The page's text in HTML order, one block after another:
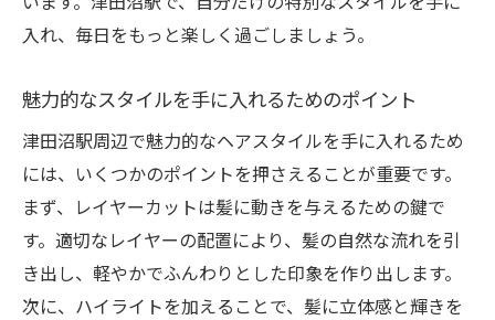
地域で愛されるスタイルの秘密
光を反射するハイライトで津田沼駅で華やかな
ハイライトで得られる輝きを津田沼駅で体
感
髪に光を与えるハイライトの効果
津田沼駅でのハイライトの最新技術
華やかな印象を与えるハイライトの選び方
光を反射するハイライトの秘密
入れ、毎日をもっと楽しく過ごしましょう。
魅力的なスタイルを手に入れるためのポイント
津田沼駅周辺で魅力的なヘアスタイルを手に入れるため
には、いくつかのポイントを押さえることが重要です。
まず、レイヤーカットは髪に動きを与えるための鍵で
す。適切なレイヤーの配置により、髪の自然な流れを引
き出し、軽やかでふんわりとした印象を作り出します。
次に、ハイライトを加えることで、髪に立体感と輝きを